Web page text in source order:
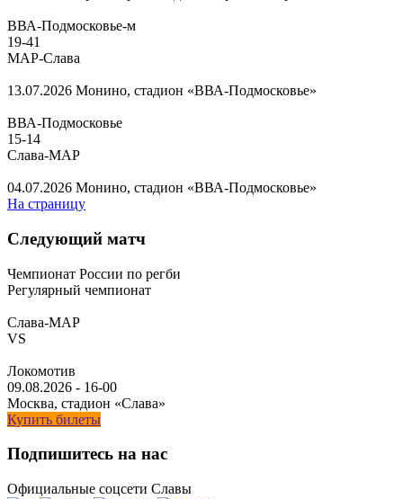
ВВА-Подмосковье-м
19-41
МАР-Слава
13.07.2026 Монино, стадион «ВВА-Подмосковье»
ВВА-Подмосковье
15-14
Слава-МАР
04.07.2026 Монино, стадион «ВВА-Подмосковье»
На страницу
Следующий матч
Чемпионат России по регби
Регулярный чемпионат
Слава-МАР
VS
Локомотив
09.08.2026 - 16-00
Москва, стадион «Слава»
Купить билеты
Подпишитесь на нас
Официальные соцсети Славы